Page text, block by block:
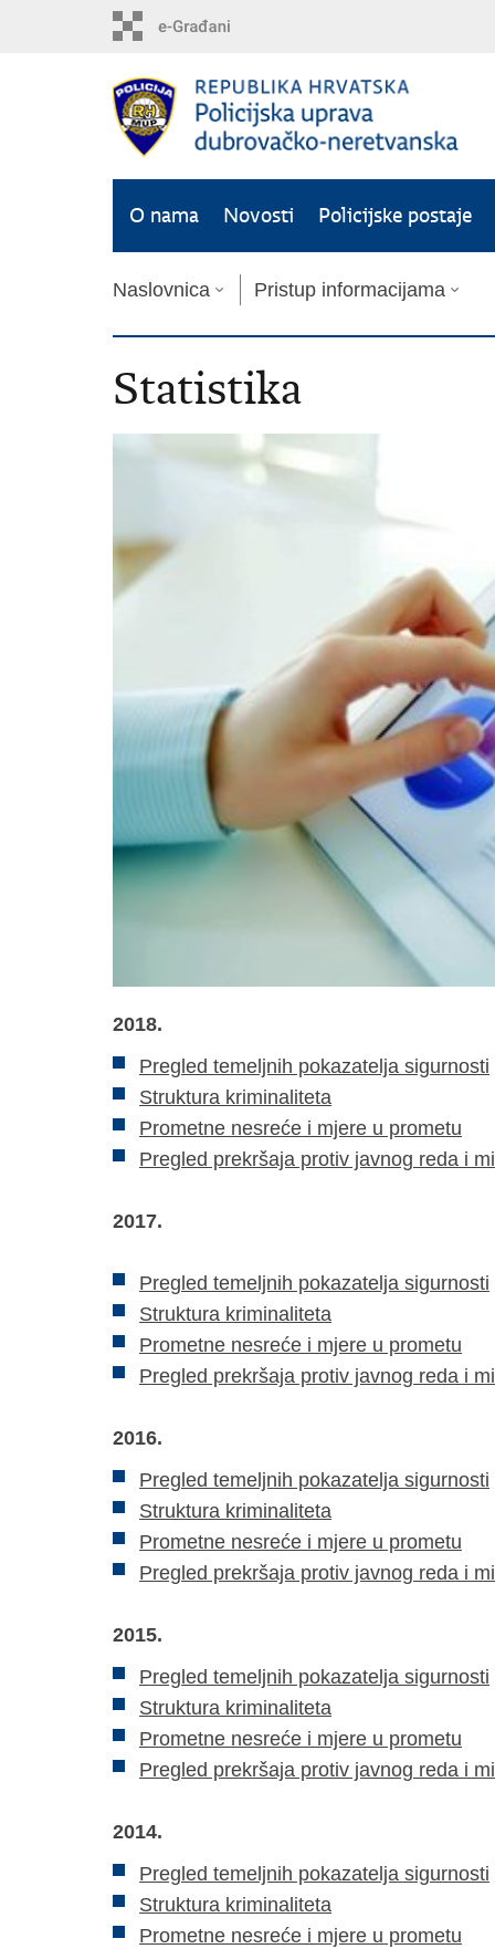
O nama Novosti Policijske postaje
Naslovnica Pristup informacijama
Statistika
2018.
Pregled temeljnih pokazatelja sigurnosti
Struktura kriminaliteta
Prometne nesreće i mjere u prometu
Pregled prekršaja protiv javnog reda i
2017.
Pregled temeljnih pokazatelja sigurnosti
Struktura kriminaliteta
Prometne nesreće i mjere u prometu
Pregled prekršaja protiv javnog reda i
2016.
Pregled temeljnih pokazatelja sigurnosti
Struktura kriminaliteta
Prometne nesreće i mjere u prometu
Pregled prekršaja protiv javnog reda i
2015.
Pregled temeljnih pokazatelja sigurnosti
Struktura kriminaliteta
Prometne nesreće i mjere u prometu
Pregled prekršaja protiv javnog reda i
2014.
Pregled temeljnih pokazatelja sigurnosti
Struktura kriminaliteta
Prometne nesreće i mjere u prometu